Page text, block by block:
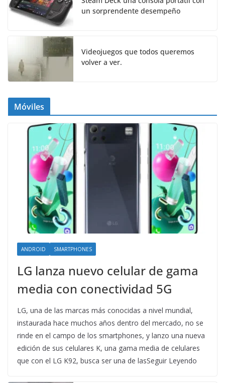
un sorprendente desempeño
Videojuegos que todos queremos
volver a ver.
Móviles
ANDROID SMARTPHONES
LG lanza nuevo celular de gama
media con conectividad 5G
LG, una de las marcas más conocidas a nivel mundial,
instaurada hace muchos años dentro del mercado, no se
rinde en el campo de los smartphones, y lanzo una nueva
edición de sus celulares K, una gama media de celulares
que con el LG K92, busca ser una de lasSeguir Leyendo